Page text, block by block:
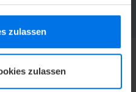
zulassen
zulassen